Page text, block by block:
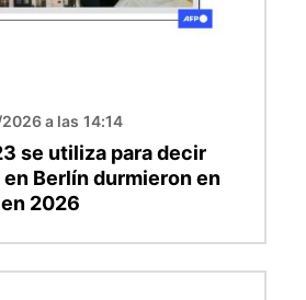
a las 14:14
se utiliza para decir
Berlín durmieron en
2026